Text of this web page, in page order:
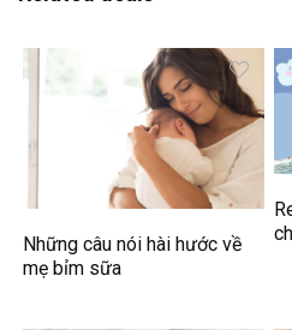
Những câu nói hài hước về
mẹ bỉm sữa